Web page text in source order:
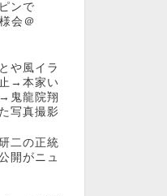
ンで
会＠
や風イラ
→本家い
鬼龍院翔
写真撮影
二の正統
開がニュ